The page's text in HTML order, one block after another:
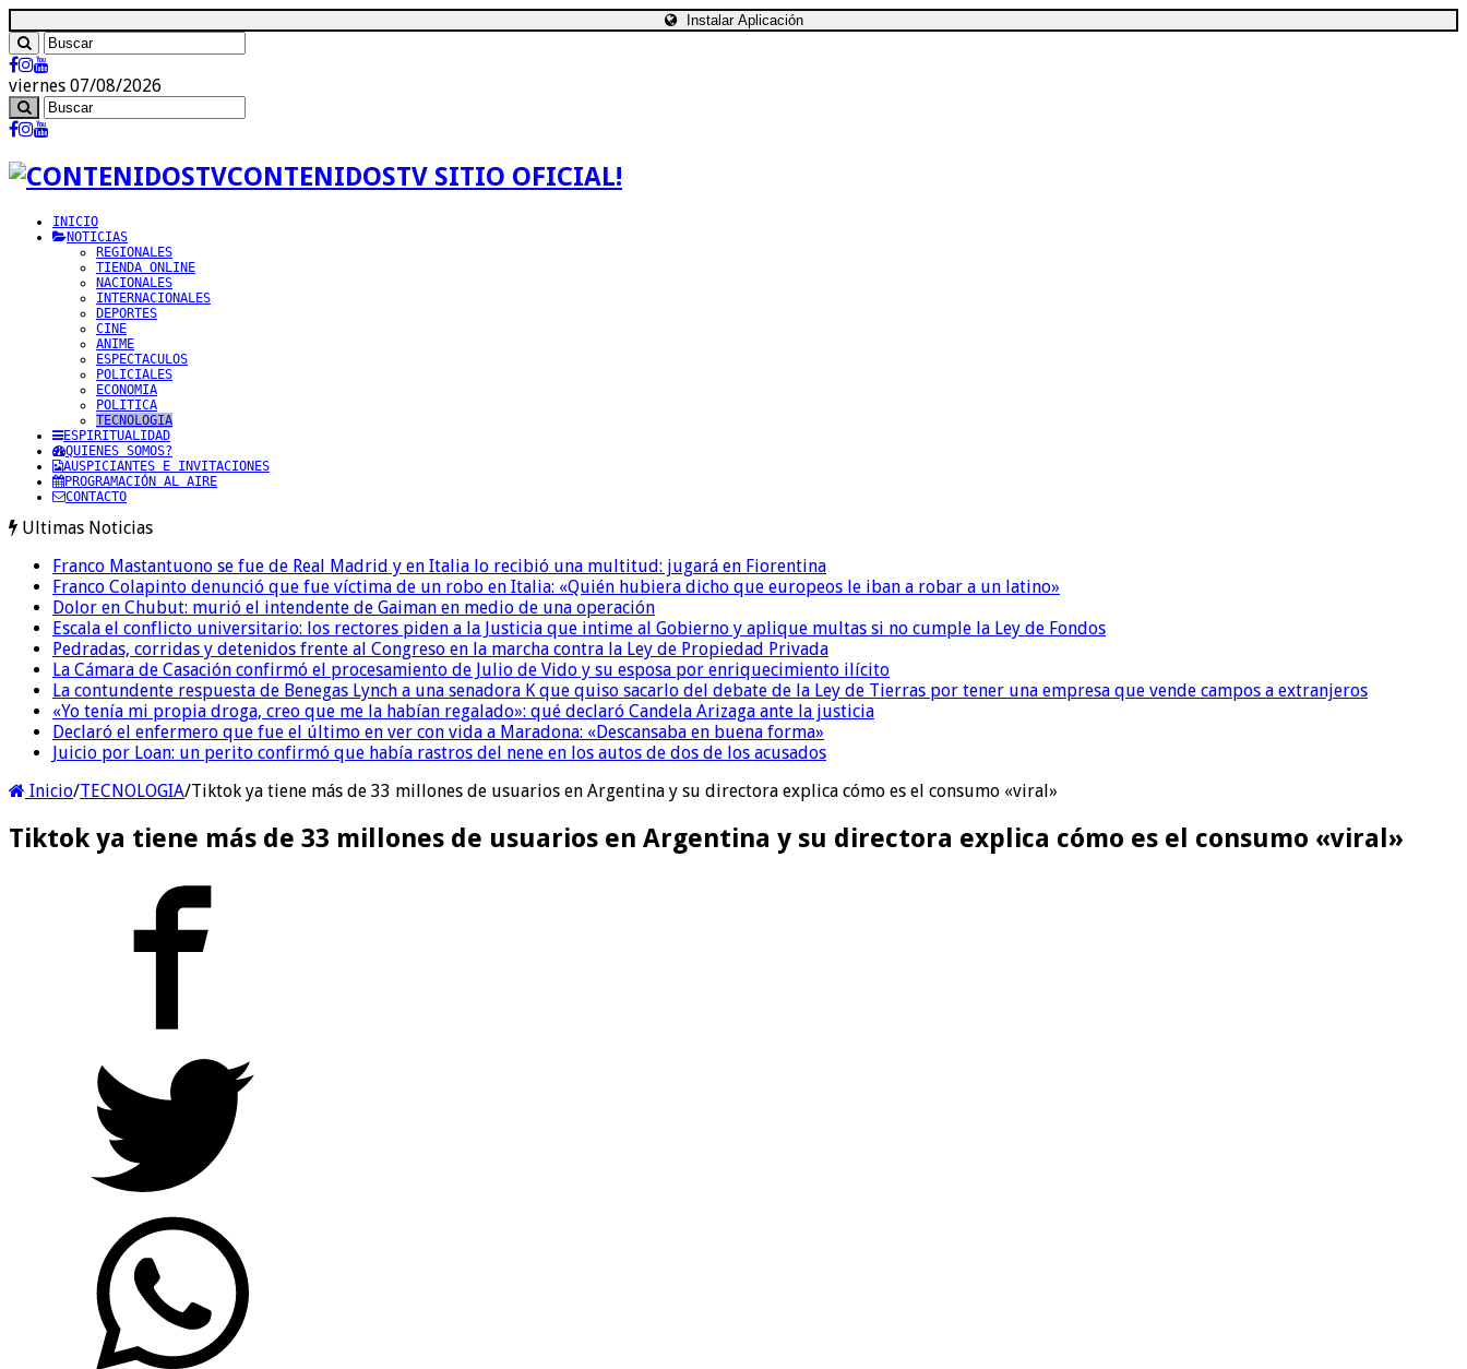
Instalar Aplicación
viernes 07/08/2026
CONTENIDOSTV SITIO OFICIAL!
INICIO
NOTICIAS
REGIONALES
TIENDA ONLINE
NACIONALES
INTERNACIONALES
DEPORTES
CINE
ANIME
ESPECTACULOS
POLICIALES
ECONOMIA
POLITICA
TECNOLOGIA
ESPIRITUALIDAD
QUIENES SOMOS?
AUSPICIANTES E INVITACIONES
PROGRAMACIÓN AL AIRE
CONTACTO
Ultimas Noticias
Franco Mastantuono se fue de Real Madrid y en Italia lo recibió una multitud: jugará en Fiorentina
Franco Colapinto denunció que fue víctima de un robo en Italia: «Quién hubiera dicho que europeos le iban a robar a un latino»
Dolor en Chubut: murió el intendente de Gaiman en medio de una operación
Escala el conflicto universitario: los rectores piden a la Justicia que intime al Gobierno y aplique multas si no cumple la Ley de Fondos
Pedradas, corridas y detenidos frente al Congreso en la marcha contra la Ley de Propiedad Privada
La Cámara de Casación confirmó el procesamiento de Julio de Vido y su esposa por enriquecimiento ilícito
La contundente respuesta de Benegas Lynch a una senadora K que quiso sacarlo del debate de la Ley de Tierras por tener una empresa que vende campos a extranjeros
«Yo tenía mi propia droga, creo que me la habían regalado»: qué declaró Candela Arizaga ante la justicia
Declaró el enfermero que fue el último en ver con vida a Maradona: «Descansaba en buena forma»
Juicio por Loan: un perito confirmó que había rastros del nene en los autos de dos de los acusados
Inicio/TECNOLOGIA/Tiktok ya tiene más de 33 millones de usuarios en Argentina y su directora explica cómo es el consumo «viral»
Tiktok ya tiene más de 33 millones de usuarios en Argentina y su directora explica cómo es el consumo «viral»